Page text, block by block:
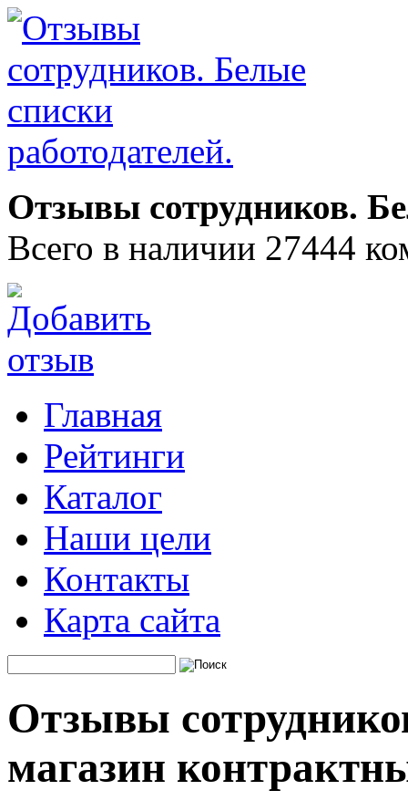
Отзывы сотрудников.
Всего в наличии 27444
Главная
Рейтинги
Каталог
Наши цели
Контакты
Карта сайта
Отзывы
магазин